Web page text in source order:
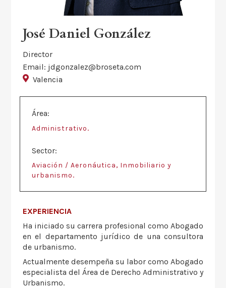
José Daniel González
Director
Email: jdgonzalez@broseta.com
Valencia
Área:
Administrativo.
Sector:
Aviación / Aeronáutica, Inmobiliario y
urbanismo.
EXPERIENCIA
Ha iniciado su carrera profesional como Abogado
en el departamento jurídico de una consultora
de urbanismo.
Actualmente desempeña su labor como Abogado
especialista del Área de Derecho Administrativo y
Urbanismo.